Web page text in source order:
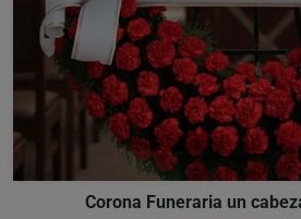
Corona Funeraria un